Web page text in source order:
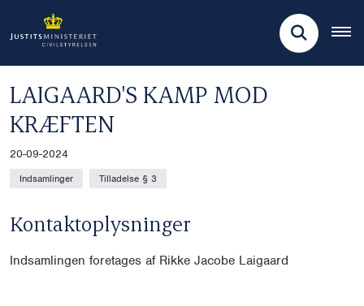
LAIGAARD'S KAMP MOD
KRÆFTEN
20-09-2024
Indsamlinger Tilladelse § 3
Kontaktoplysninger
Indsamlingen foretages af Rikke Jacobe Laigaard